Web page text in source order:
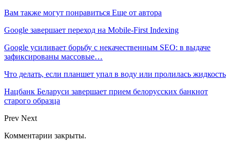
Вам также могут понравиться Еще от автора
Google завершает переход на Mobile-First Indexing
Google усиливает борьбу с некачественным SEO: в выдаче
зафиксированы массовые…
Что делать, если планшет упал в воду или пролилась жидкость
Нацбанк Беларуси завершает прием белорусских банкнот
старого образца
Prev Next
Комментарии закрыты.